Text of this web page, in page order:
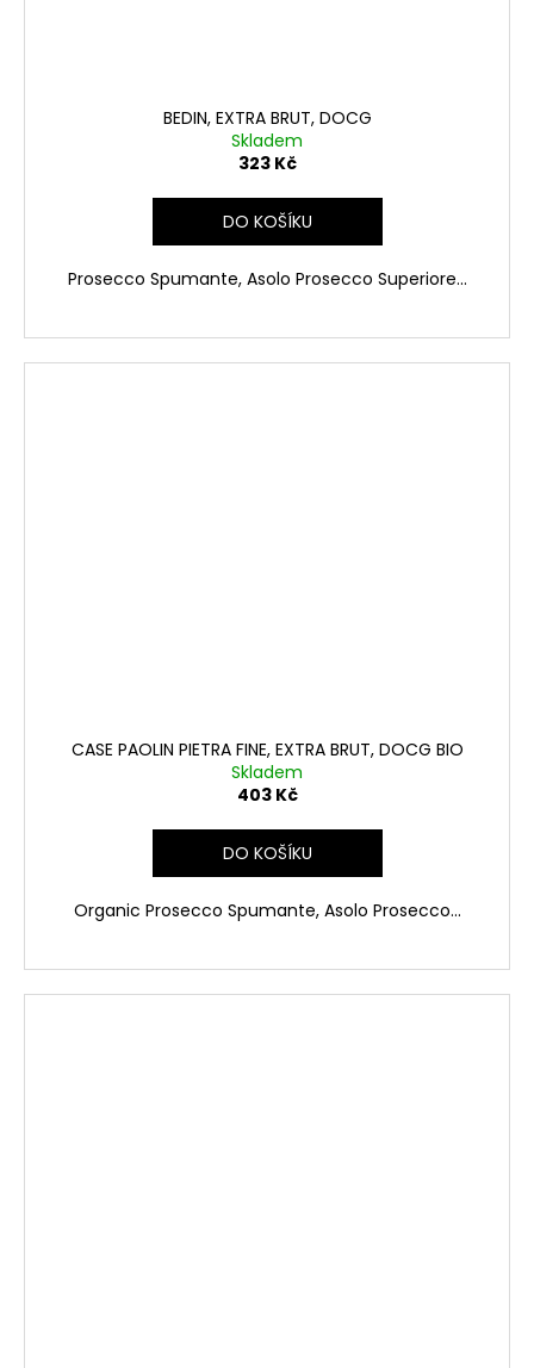
BEDIN, EXTRA BRUT, DOCG
Skladem
323 Kč
DO KOŠÍKU
Prosecco Spumante, Asolo Prosecco Superiore...
CASE PAOLIN PIETRA FINE, EXTRA BRUT, DOCG BIO
Skladem
403 Kč
DO KOŠÍKU
Organic Prosecco Spumante, Asolo Prosecco...